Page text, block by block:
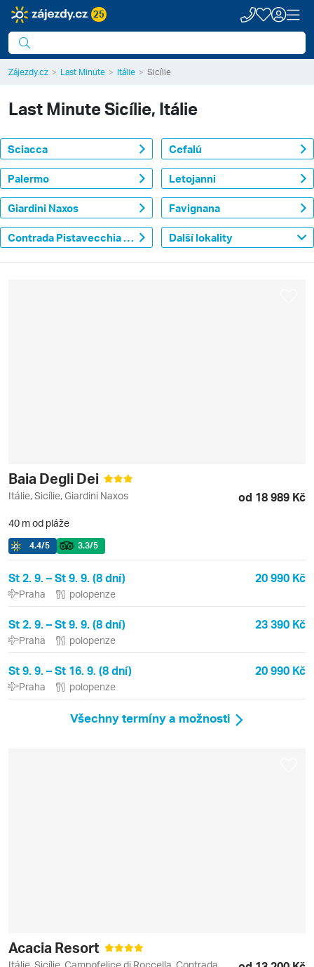
25
Zájezdy.cz Last Minute Itálie Sicílie
Last MinuteSicílie, Itálie
Sciacca Cefalú
Palermo Letojanni
Giardini Naxos Favignana
Contrada Pistavecchia (Campofelice di Roccella) Další lokality
Baia Degli Dei
Itálie, Sicílie, Giardini Naxos od 18 989 Kč
40 m od pláže
4.4/5 3.3/5
St 2. 9. – St 9. 9. (8 dní) 20 990 Kč
Praha polopenze
St 2. 9. – St 9. 9. (8 dní) 23 390 Kč
Praha polopenze
St 9. 9. – St 16. 9. (8 dní) 20 990 Kč
Praha polopenze
Všechny termíny a možnosti
Acacia Resort
Itálie, Sicílie, Campofelice di Roccella, Contrada